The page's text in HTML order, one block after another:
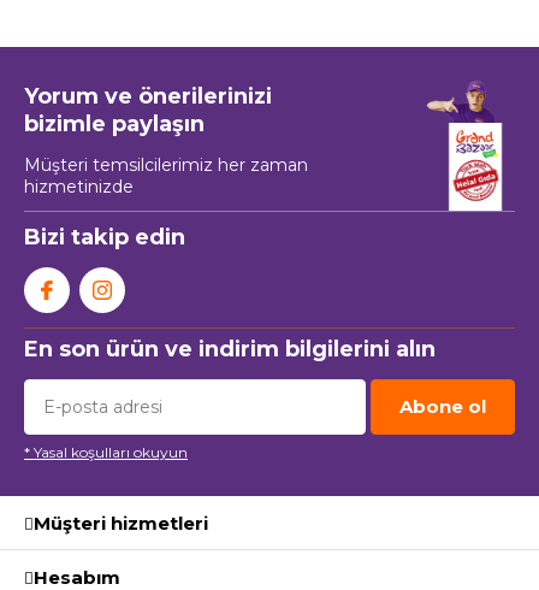
Yorum ve önerilerinizi
bizimle paylaşın
Müşteri temsilcilerimiz her zaman
hizmetinizde
Bizi takip edin
En son ürün ve indirim bilgilerini alın
Abone ol
* Yasal koşulları okuyun
Müşteri hizmetleri
Hesabım